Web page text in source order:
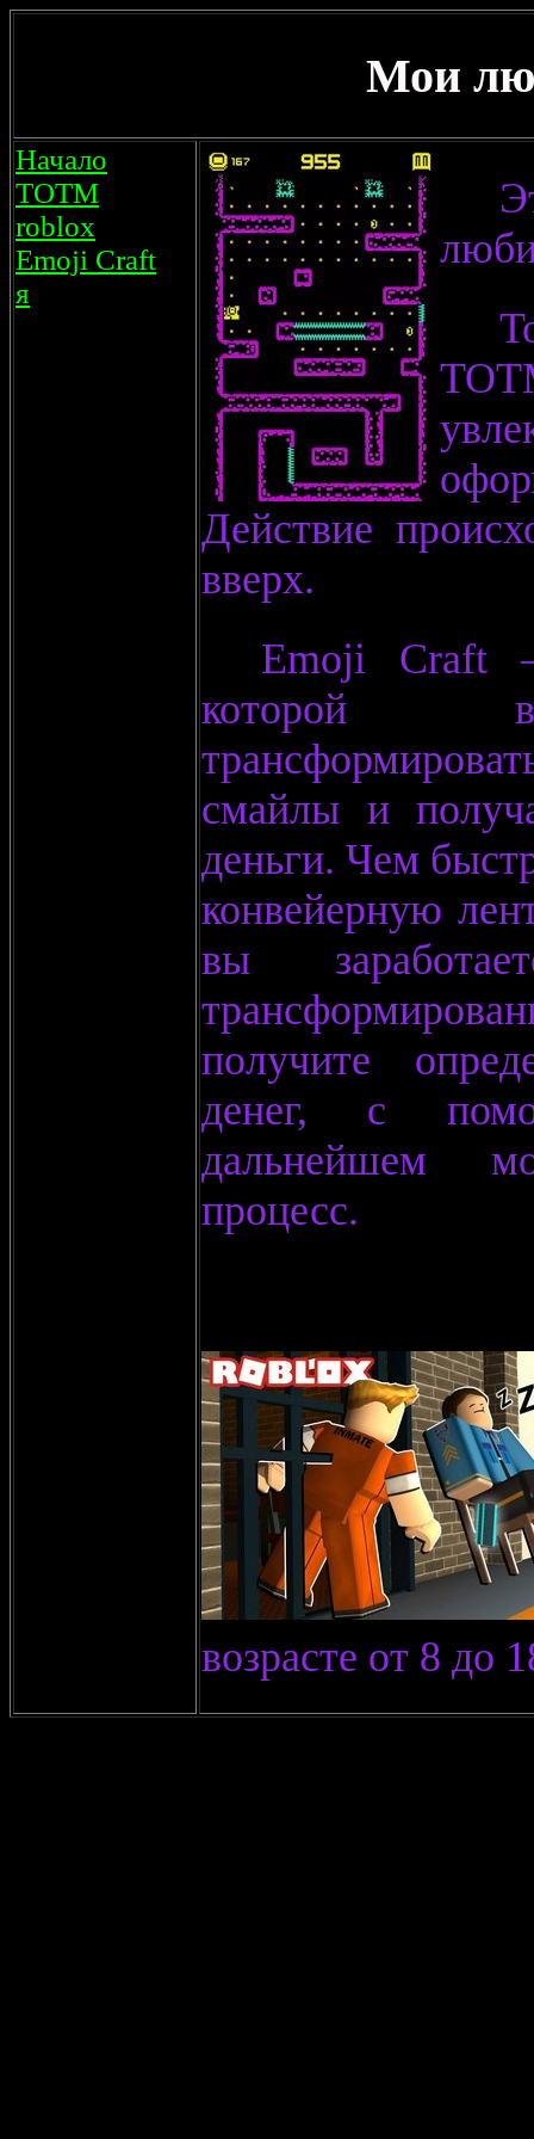
Мои
Начало
TOTM
roblox
Emoji Craft
я
Действие
вверх.
Emoji Craft
которой
смайлы и
деньги. Чем
конвейерную
вы
получите
денег, с
дальнейшем
процесс.
возрасте от 8 до